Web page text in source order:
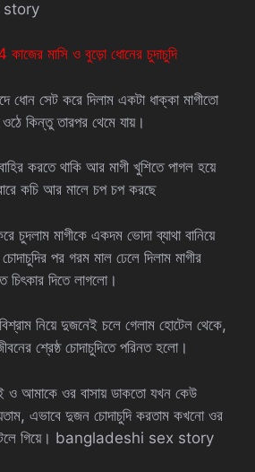
story
মাসি ও বুড়ো ধোনের চুদাচুদি
ধোন সেট করে দিলাম একটা ধাক্কা মাগীতো
ওঠে কিন্তু তারপর থেমে যায়।
করতে থাকি আর মাগী খুশিতে পাগল হয়ে
কচি আর মালে চপ চপ করছে
চুদলাম মাগীকে একদম ভোদা ব্যাথা বানিয়ে
পর গরম মাল ঢেলে দিলাম মাগীর
চিৎকার দিতে লাগলো।
নিয়ে দুজনেই চলে গেলাম হোটেল থেকে,
শ্রেষ্ঠ চোদাচুদিতে পরিনত হলো।
ও আমাকে ওর বাসায় ডাকতো যখন কেউ
এভাবে দুজন চোদাচুদি করতাম কখনো ওর
গিয়ে। bangladeshi sex story